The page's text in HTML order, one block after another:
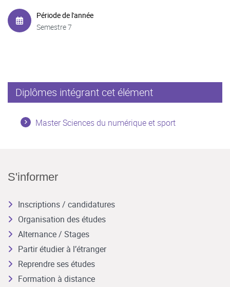
Période de l'année
Semestre 7
Diplômes intégrant cet élément
Master Sciences du numérique et sport
S'informer
Inscriptions / candidatures
Organisation des études
Alternance / Stages
Partir étudier à l’étranger
Reprendre ses études
Formation à distance